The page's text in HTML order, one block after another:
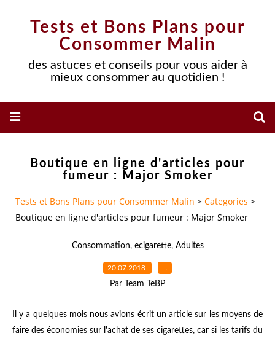
Tests et Bons Plans pour
Consommer Malin
des astuces et conseils pour vous aider à
mieux consommer au quotidien !
Boutique en ligne d'articles pour
fumeur : Major Smoker
Tests et Bons Plans pour Consommer Malin > Categories >
Boutique en ligne d'articles pour fumeur : Major Smoker
Consommation, ecigarette, Adultes
20.07.2018 …
Par Team TeBP
Il y a quelques mois nous avions écrit un article sur les moyens de
faire des économies sur l'achat de ses cigarettes, car si les tarifs du